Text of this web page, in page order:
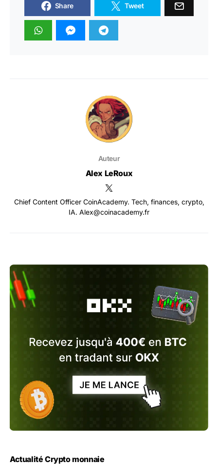
Share Tweet
Auteur
Alex LeRoux
Chief Content Officer CoinAcademy. Tech, finances, crypto,
IA. Alex@coinacademy.fr
Actualité Crypto monnaie